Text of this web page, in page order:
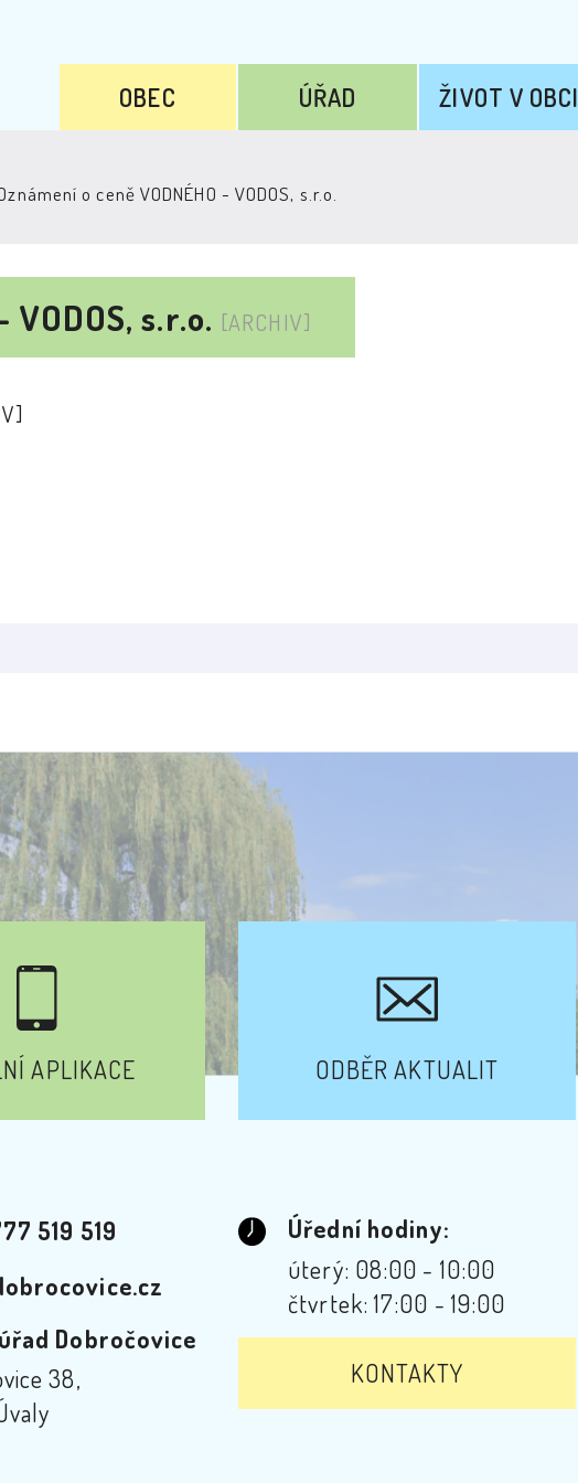
OBEC ÚŘAD ŽIVOT V OBCI
o ceně VODNÉHO - VODOS, s.r.o.
VODOS, s.r.o. [ARCHIV]
APLIKACE ODBĚR AKTUALIT
519 519
Dobročovice
38,
Úřední hodiny:
úterý: 08:00 - 10:00
čtvrtek: 17:00 - 19:00
KONTAKTY